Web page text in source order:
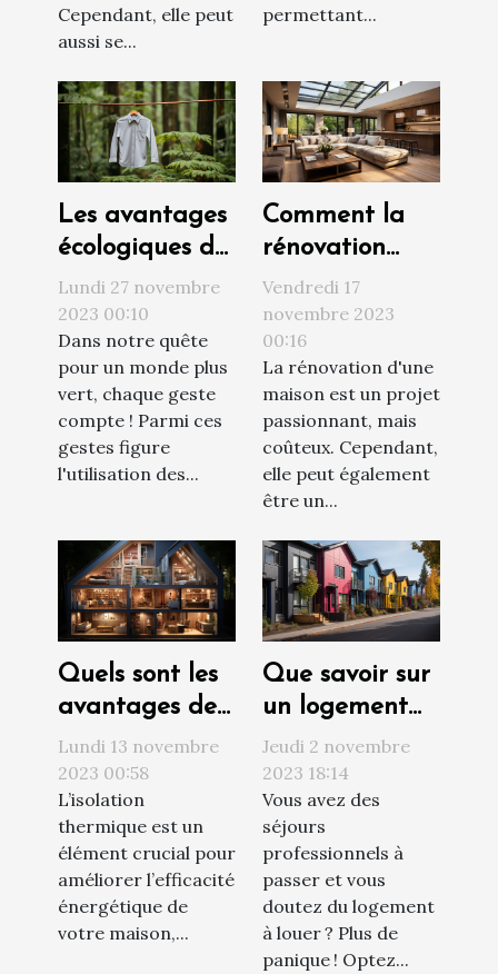
Cependant, elle peut
aussi se...
permettant...
Les avantages
écologiques de
l'utilisation des
étendoirs à
linge
Lundi 27 novembre
2023 00:10
Dans notre quête
pour un monde plus
vert, chaque geste
compte ! Parmi ces
gestes figure
l'utilisation des...
Comment la
rénovation
peut
augmenter la
valeur de votre
propriété
Vendredi 17
novembre 2023
00:16
La rénovation d'une
maison est un projet
passionnant, mais
coûteux. Cependant,
elle peut également
être un...
Quels sont les
avantages de
l’isolation
thermique par
l’intérieur pour
votre maison ?
Lundi 13 novembre
2023 00:58
L’isolation
thermique est un
élément crucial pour
améliorer l’efficacité
énergétique de
votre maison,...
Que savoir sur
un logement
social ?
Jeudi 2 novembre
2023 18:14
Vous avez des
séjours
professionnels à
passer et vous
doutez du logement
à louer ? Plus de
panique ! Optez...